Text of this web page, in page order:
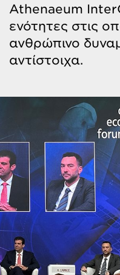
Athenaeum
ενότητες στις
ανθρώπινο
αντίστοιχα.